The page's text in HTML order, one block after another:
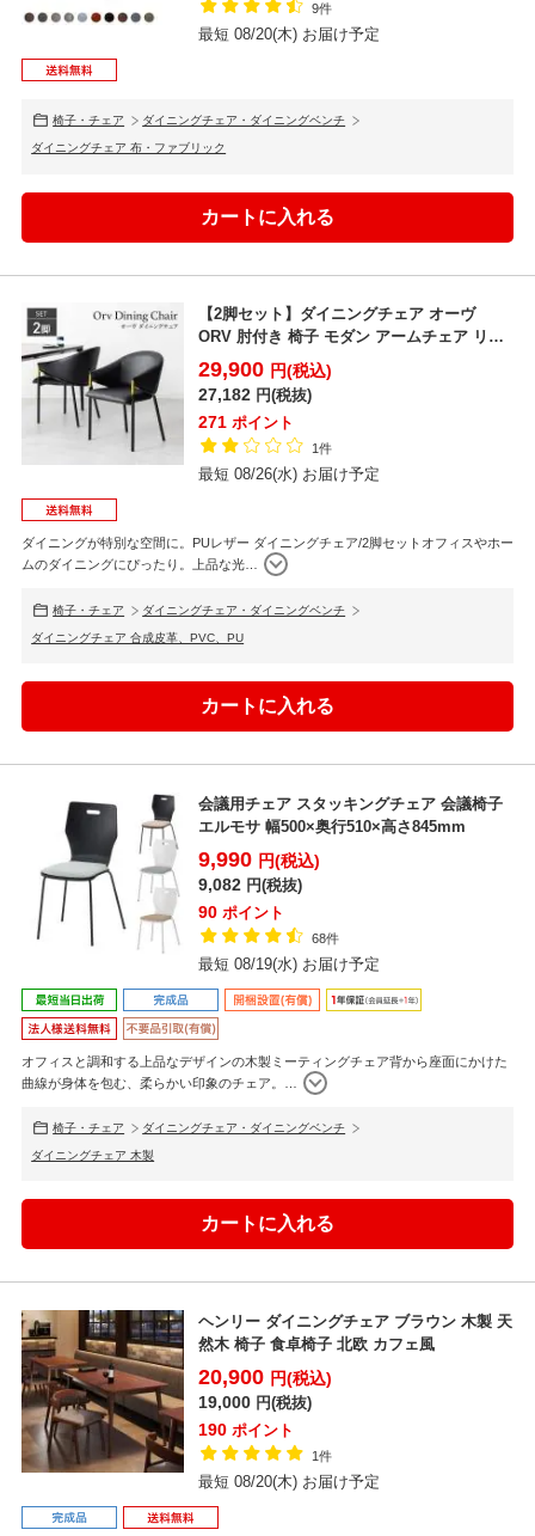
9件
最短 08/20(木) お届け予定
椅子・チェア ダイニングチェア・ダイニングベンチ
ダイニングチェア 布・ファブリック
【2脚セット】ダイニングチェア オーヴ
ORV 肘付き 椅子 モダン アームチェア リビ
ング椅子 食...
29,900 円(税込)
27,182 円(税抜)
271 ポイント
1件
最短 08/26(水) お届け予定
ダイニングが特別な空間に。PUレザー ダイニングチェア/2脚セットオフィスやホー
ムのダイニングにぴったり。上品な光…
椅子・チェア ダイニングチェア・ダイニングベンチ
ダイニングチェア 合成皮革、PVC、PU
会議用チェア スタッキングチェア 会議椅子
エルモサ 幅500×奥行510×高さ845mm
9,990 円(税込)
9,082 円(税抜)
90 ポイント
68件
最短 08/19(水) お届け予定
オフィスと調和する上品なデザインの木製ミーティングチェア背から座面にかけた
曲線が身体を包む、柔らかい印象のチェア。
椅子・チェア ダイニングチェア・ダイニングベンチ
ダイニングチェア 木製
ヘンリー ダイニングチェア ブラウン 木製 天
然木 椅子 食卓椅子 北欧 カフェ風
20,900 円(税込)
19,000 円(税抜)
190 ポイント
1件
最短 08/20(木) お届け予定